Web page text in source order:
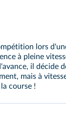
lors
à pleine
il décide
mais à
course !